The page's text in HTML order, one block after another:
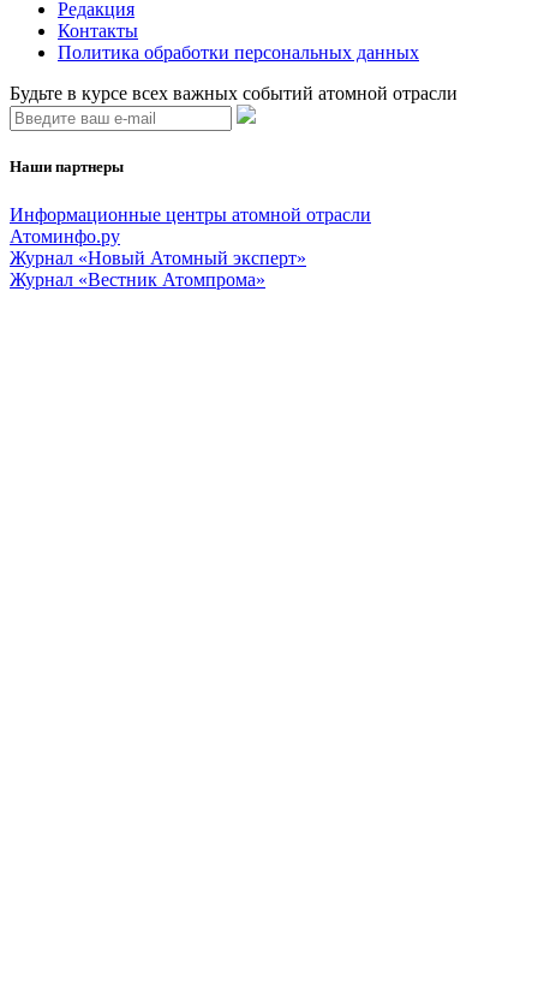
Редакция
Контакты
Политика обработки персональных данных
Будьте в курсе всех важных событий атомной отрасли
Наши партнеры
Информационные центры атомной отрасли
Атоминфо.ру
Журнал «Новый Атомный эксперт»
Журнал «Вестник Атомпрома»